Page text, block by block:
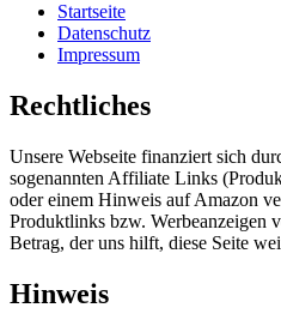
Startseite
Datenschutz
Impressum
Rechtliches
Unsere Webseite finanziert sich
sogenannten Affiliate Links
oder einem Hinweis auf Amazon
Produktlinks bzw. Werbeanzeigen
Betrag, der uns hilft, diese Seite
Hinweis